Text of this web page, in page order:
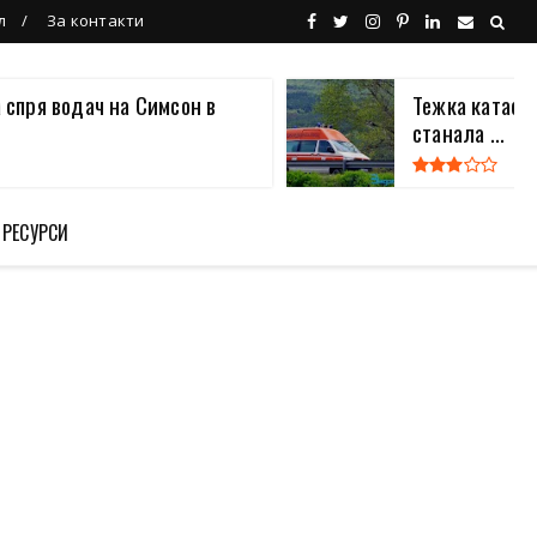
За контакти
водач на Симсон в
Тежка
станала ...